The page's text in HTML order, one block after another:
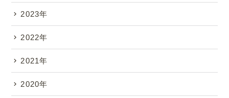
2023年
2022年
2021年
2020年